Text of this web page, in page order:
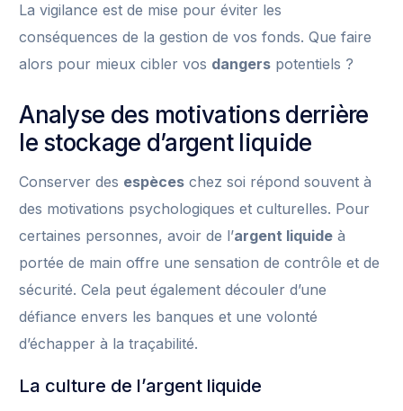
La vigilance est de mise pour éviter les
conséquences de la gestion de vos fonds. Que faire
alors pour mieux cibler vos dangers potentiels ?
Analyse des motivations derrière
le stockage d’argent liquide
Conserver des espèces chez soi répond souvent à
des motivations psychologiques et culturelles. Pour
certaines personnes, avoir de l’argent liquide à
portée de main offre une sensation de contrôle et de
sécurité. Cela peut également découler d’une
défiance envers les banques et une volonté
d’échapper à la traçabilité.
La culture de l’argent liquide